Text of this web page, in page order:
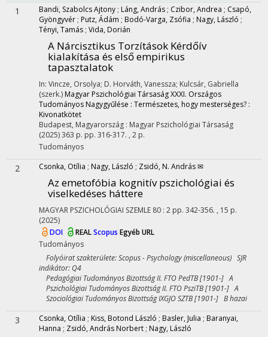
1 Bandi, Szabolcs Ajtony ; Láng, András ; Czibor, Andrea ; Csapó,
Gyöngyvér ; Putz, Ádám ; Bodó-Varga, Zsófia ; Nagy, László ;
Tényi, Tamás ; Vida, Dorián
A Nárcisztikus Torzítások Kérdőív
kialakítása és első empirikus
tapasztalatok
In: Vincze, Orsolya; D. Horváth, Vanessza; Kulcsár, Gabriella
(szerk.) Magyar Pszichológiai Társaság XXXI. Országos
Tudományos Nagygyűlése : Természetes, hogy mesterséges? :
Kivonatkötet
Budapest, Magyarország : Magyar Pszichológiai Társaság
(2025)363 p. pp. 316-317. , 2 p.
Tudományos
2 Csonka, Otília ; Nagy, László ; Zsidó, N. András ✉
Az emetofóbia kognitív pszichológiai és
viselkedéses háttere
MAGYAR PSZICHOLÓGIAI SZEMLE 80 : 2 pp. 342-356. , 15 p.
(2025)
DOI
REALScopus Egyéb URL
Tudományos
Folyóirat szakterülete: Scopus - Psychology (miscellaneous) SJR
indikátor: Q4
Pedagógiai Tudományos Bizottság II. FTO PedTB [1901-] A
Pszichológiai Tudományos Bizottság II. FTO PsziTB [1901-] A
Szociológiai Tudományos Bizottság IXGJO SZTB [1901-] B hazai
3 Csonka, Otília ; Kiss, Botond László ; Basler, Julia ; Baranyai,
Hanna ; Zsidó, András Norbert ; Nagy, László